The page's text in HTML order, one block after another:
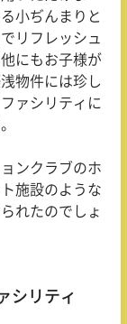
小ぢんまりと
リフレッシュ
にもお子様が
物件には珍し
ァシリティに
ンクラブのホ
施設のような
れたのでしょ
シリティ